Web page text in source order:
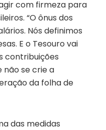
com firmeza para
“O ônus dos
Nós definimos
E o Tesouro vai
contribuições
se crie a
da folha de
das medidas